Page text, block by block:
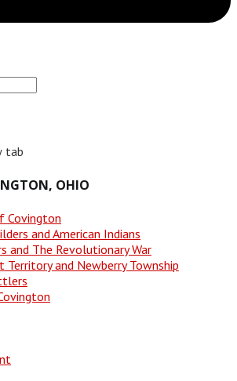
tab
OHIO
Covington
and American Indians
and The Revolutionary War
and Newberry Township